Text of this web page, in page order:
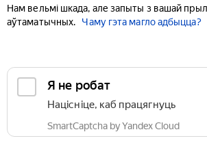
Нам вельмі шкада, але запыты з вашай
аўтаматычных.
Чаму гэта магло адбыцца?
Я не робат
Націсніце, каб працягнуць
SmartCaptcha by Yandex Cloud